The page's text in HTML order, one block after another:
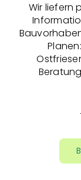
Wir liefern